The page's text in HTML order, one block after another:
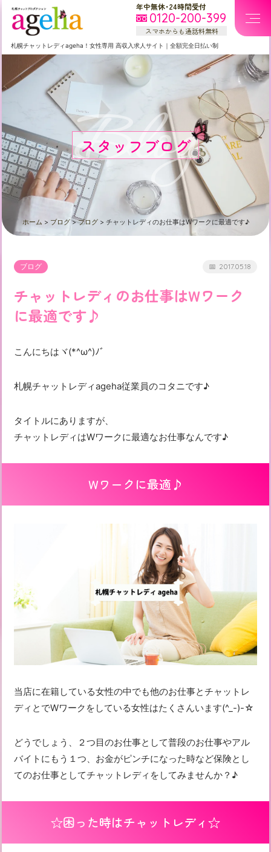
年中無休・24時間受付
0120-200-399
スマホからも通話料無料
札幌チャットレディageha！女性専用 高収入求人サイト ｜ 全額完全日払い制
スタッフブログ
Blog
ホーム > ブログ>ブログ> チャットレディのお仕事はWワークに最適です♪
ブログ 2017.05.18
チャットレディのお仕事はWワーク
に最適です♪
こんにちはヾ(*^ω^)ﾉﾞ
札幌チャットレディageha従業員のコタニです♪
タイトルにありますが、
チャットレディはWワークに最適なお仕事なんです♪
Wワークに最適♪
当店に在籍している女性の中でも他のお仕事とチャットレ
ディとでWワークをしている女性はたくさんいます(^_-)-☆
どうでしょう、２つ目のお仕事として普段のお仕事やアル
バイトにもう１つ、お金がピンチになった時など保険とし
てのお仕事としてチャットレディをしてみませんか？♪
☆困った時はチャットレディ☆